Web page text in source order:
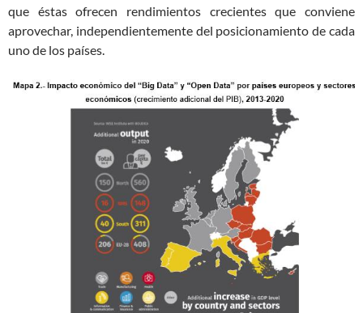
que éstas ofrecen rendimientos crecientes que conviene
aprovechar, independientemente del posicionamiento de cada
uno de los países.